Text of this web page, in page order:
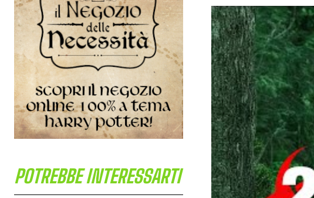
POTREBBE INTERESSARTI